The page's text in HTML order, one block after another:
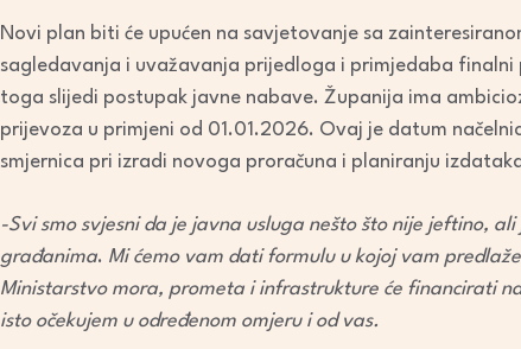
Novi plan biti će upućen na savjetovanje sa
sagledavanja i uvažavanja prijedloga i primjedaba
toga slijedi postupak javne nabave. Županija ima
prijevoza u primjeni od 01.01.2026. Ovaj je datum
smjernica pri izradi novoga proračuna i planiranju
-Svi smo svjesni da je javna usluga nešto što nije jeftino,
građanima. Mi ćemo vam dati formulu u kojoj vam
Ministarstvo mora, prometa i infrastrukture će financirati
isto očekujem u određenom omjeru i od vas.